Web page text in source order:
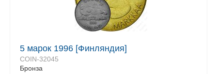
5 марок 1996 [Финляндия]
COIN-32045
Бронза